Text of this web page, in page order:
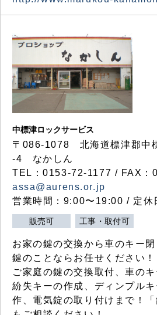
中標津ロックサービス
〒086-1078 北海道標津郡中
-4 なかしん
TEL：0153-72-1177 / FAX：
assa@aurens.or.jp
営業時間：9:00〜19:00 / 定休
販売可 工事・取付可
お家の鍵の交換から車のキー閉
鍵のことならお任せください！
ご家庭の鍵の交換取付、車のキ
紛失キーの作成、ディンプル
作、電気錠の取り付けまで！